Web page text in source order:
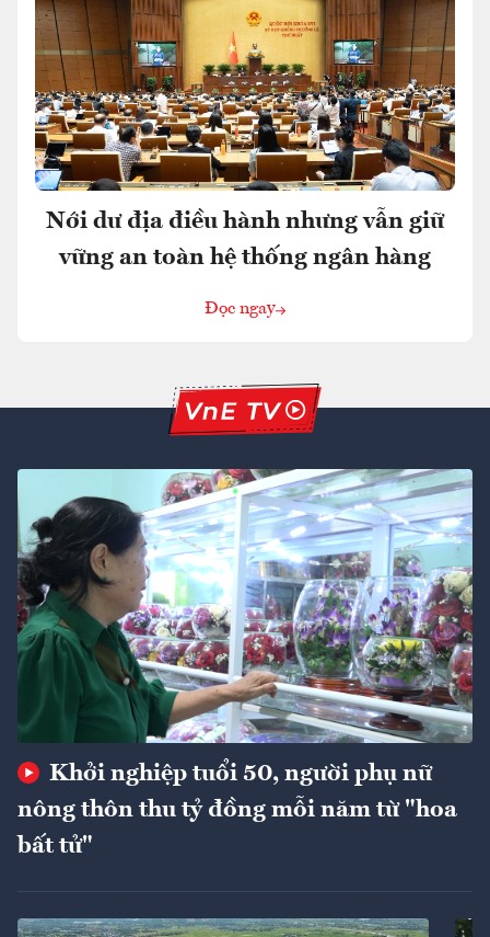
Nới dư địa điều hành nhưng vẫn giữ
vững an toàn hệ thống ngân hàng
Đọc ngay
Khởi nghiệp tuổi 50, người phụ nữ
nông thôn thu tỷ đồng mỗi năm từ "hoa
bất tử"